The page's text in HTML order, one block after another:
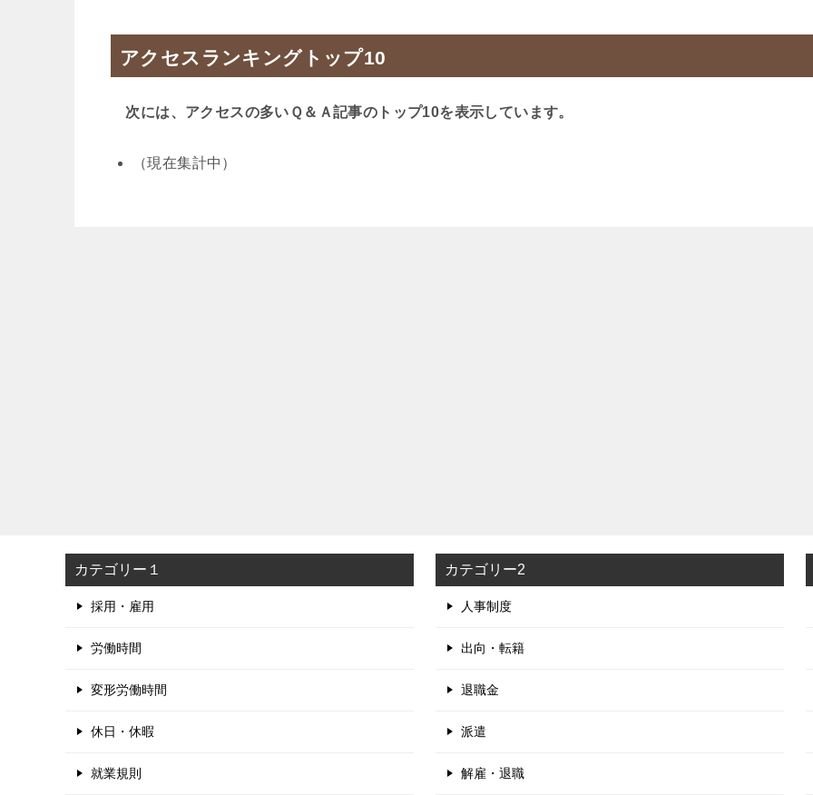
アクセスランキングトップ10
次には、アクセスの多いＱ＆Ａ記事のトップ10を表示しています。
（現在集計中）
カテゴリー１
採用・雇用
労働時間
変形労働時間
休日・休暇
就業規則
カテゴリー2
人事制度
出向・転籍
退職金
派遣
解雇・退職